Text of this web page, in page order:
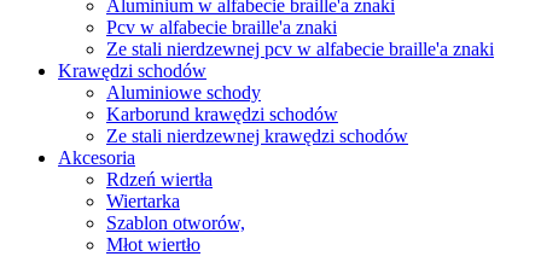
Aluminium w alfabecie braille'a znaki
Pcv w alfabecie braille'a znaki
Ze stali nierdzewnej pcv w alfabecie braille'a znaki
Krawędzi schodów
Aluminiowe schody
Karborund krawędzi schodów
Ze stali nierdzewnej krawędzi schodów
Akcesoria
Rdzeń wiertła
Wiertarka
Szablon otworów,
Młot wiertło